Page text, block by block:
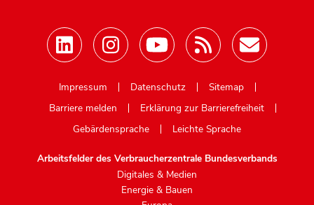
Impressum
Datenschutz
Sitemap
Barriere melden
Erklärung zur Barrierefreiheit
Gebärdensprache
Leichte Sprache
Arbeitsfelder des Verbraucherzentrale Bundesverbands
Digitales & Medien
Energie & Bauen